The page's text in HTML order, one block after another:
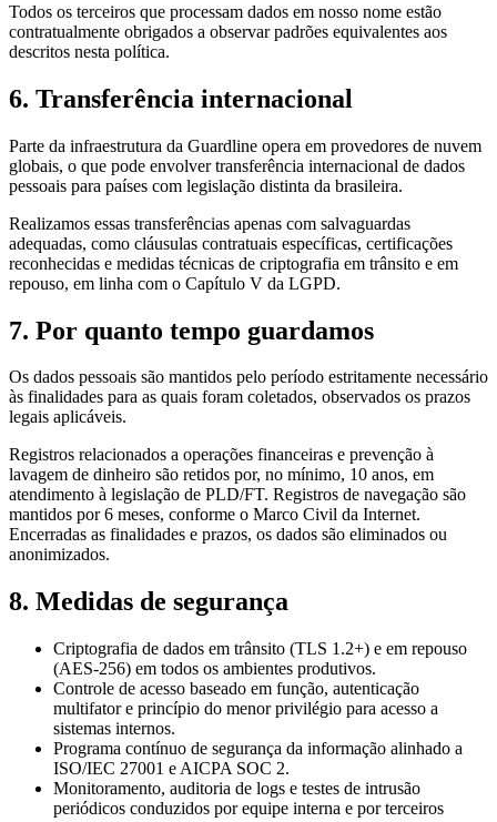
Todos os terceiros que processam dados em nosso nome estão
contratualmente obrigados a observar padrões equivalentes aos
descritos nesta política.
6. Transferência internacional
Parte da infraestrutura da Guardline opera em provedores de nuvem
globais, o que pode envolver transferência internacional de dados
pessoais para países com legislação distinta da brasileira.
Realizamos essas transferências apenas com salvaguardas
adequadas, como cláusulas contratuais específicas, certificações
reconhecidas e medidas técnicas de criptografia em trânsito e em
repouso, em linha com o Capítulo V da LGPD.
7. Por quanto tempo guardamos
Os dados pessoais são mantidos pelo período estritamente necessário
às finalidades para as quais foram coletados, observados os prazos
legais aplicáveis.
Registros relacionados a operações financeiras e prevenção à
lavagem de dinheiro são retidos por, no mínimo, 10 anos, em
atendimento à legislação de PLD/FT. Registros de navegação são
mantidos por 6 meses, conforme o Marco Civil da Internet.
Encerradas as finalidades e prazos, os dados são eliminados ou
anonimizados.
8. Medidas de segurança
Criptografia de dados em trânsito (TLS 1.2+) e em repouso
(AES-256) em todos os ambientes produtivos.
Controle de acesso baseado em função, autenticação
multifator e princípio do menor privilégio para acesso a
sistemas internos.
Programa contínuo de segurança da informação alinhado a
ISO/IEC 27001 e AICPA SOC 2.
Monitoramento, auditoria de logs e testes de intrusão
periódicos conduzidos por equipe interna e por terceiros